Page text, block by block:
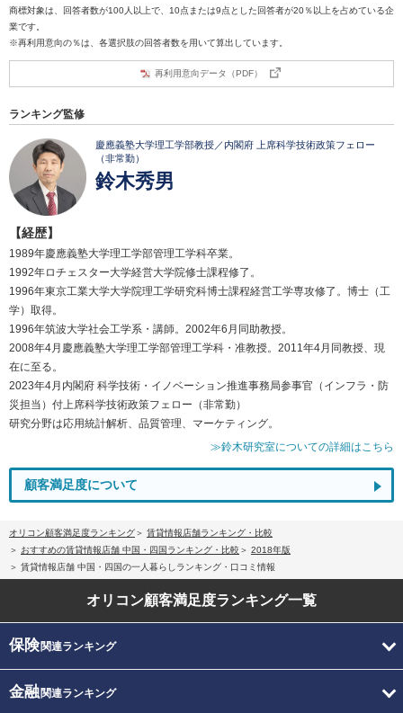
商標対象は、回答者数が100人以上で、10点または9点とした回答者が20％以上を占めている企
業です。
※再利用意向の％は、各選択肢の回答者数を用いて算出しています。
再利用意向データ（PDF）
ランキング監修
慶應義塾大学理工学部教授／内閣府 上席科学技術政策フェロー
（非常勤）
鈴木秀男
【経歴】
1989年慶應義塾大学理工学部管理工学科卒業。
1992年ロチェスター大学経営大学院修士課程修了。
1996年東京工業大学大学院理工学研究科博士課程経営工学専攻修了。博士（工
学）取得。
1996年筑波大学社会工学系・講師。2002年6月同助教授。
2008年4月慶應義塾大学理工学部管理工学科・准教授。2011年4月同教授、現
在に至る。
2023年4月内閣府 科学技術・イノベーション推進事務局参事官（インフラ・防
災担当）付上席科学技術政策フェロー（非常勤）
研究分野は応用統計解析、品質管理、マーケティング。
≫鈴木研究室についての詳細はこちら
顧客満足度について
オリコン顧客満足度ランキング
賃貸情報店舗ランキング・比較
おすすめの賃貸情報店舗 中国・四国ランキング・比較
2018年版
賃貸情報店舗 中国・四国の一人暮らしランキング・口コミ情報
オリコン顧客満足度ランキング一覧
保険関連ランキング
金融関連ランキング